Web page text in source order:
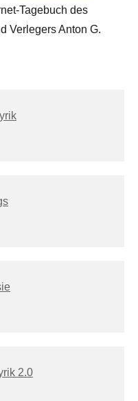
Tagebuch des
Verlegers Anton G.